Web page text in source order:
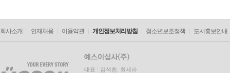
회사소개 인재채용 이용약관 개인정보처리방침 청소년보호정책 도서홍보안내
대표 : 김석환, 최세라